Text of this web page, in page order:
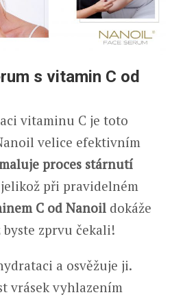
s vitamin C od
vitaminu C je toto
velice efektivním
proces stárnutí
při pravidelném
C od Nanoildokáže
zprvu čekali!
a osvěžuje ji.
vrásek vyhlazením